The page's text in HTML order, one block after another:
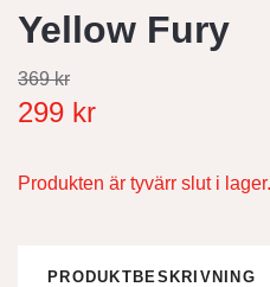
Yellow Fury
369 kr
299 kr
Produkten är tyvärr slut i
PRODUKTBESKRIVNING